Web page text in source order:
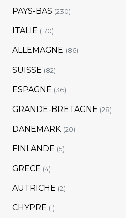
PAYS-BAS (230)
ITALIE (170)
ALLEMAGNE (86)
SUISSE (82)
ESPAGNE (36)
GRANDE-BRETAGNE (28)
DANEMARK (20)
FINLANDE (5)
GRECE (4)
AUTRICHE (2)
CHYPRE (1)